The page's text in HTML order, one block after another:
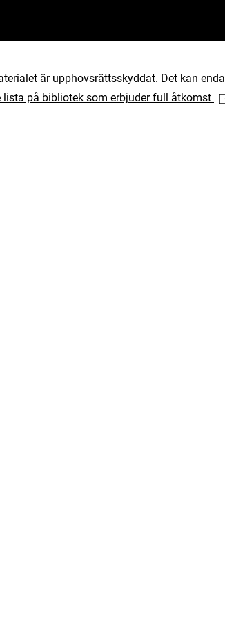
är upphovsrättsskyddat. Det kan
lista på bibliotek som erbjuder full åtkomst